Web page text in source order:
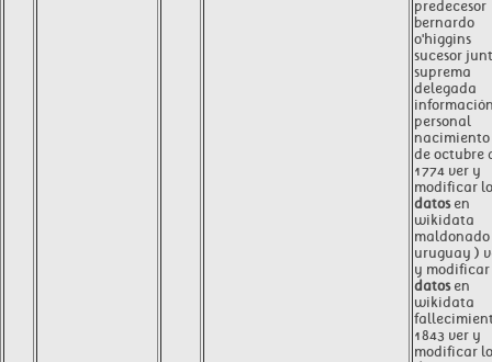
predecesor
bernardo
o'higgins
sucesor
suprema
delegada
personal
nacimiento
de octubre
1774 ver y
modificar
datosen
wikidata
maldonado
uruguay )
y modificar
datosen
wikidata
1843 ver y
modificar